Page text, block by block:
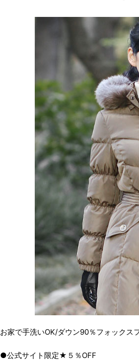
お家で手洗いOK/ダウン90％フォックス
●公式サイト限定★５％OFF